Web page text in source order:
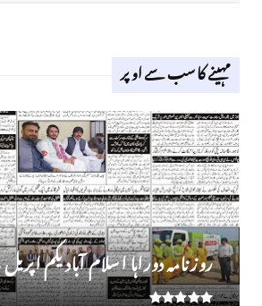
مہینے کا سب سے اوپر
روز نامہ دوراہا اسلام آباد یکم اپریل 2026